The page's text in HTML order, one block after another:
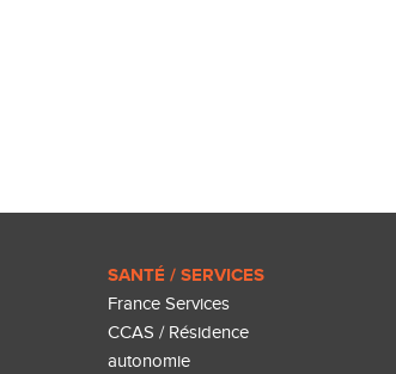
SANTÉ / SERVICES
France Services
CCAS / Résidence
autonomie